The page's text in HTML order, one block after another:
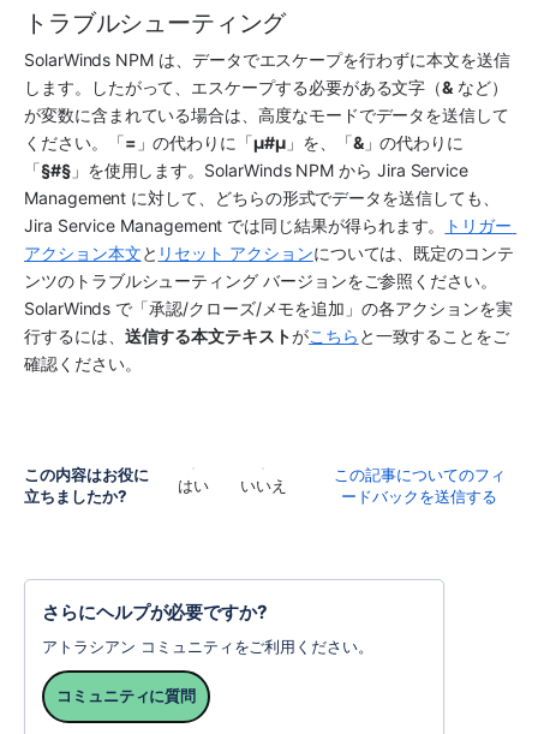
トラブルシューティング
SolarWinds NPM は、データでエスケープを行わずに本文を送信
します。したがって、エスケープする必要がある文字（& など）
が変数に含まれている場合は、高度なモードでデータを送信して
ください。「= 」の代わりに「µ#µ」を、「&」の代わりに
「§#§」を使用します。SolarWinds NPM から Jira Service
Management に対して、どちらの形式でデータを送信しても、
Jira Service Management では同じ結果が得られます。
トリガー
アクション本文と リセット アクションについては、既定のコンテ
ンツのトラブルシューティング バージョンをご参照ください。
SolarWinds で「承認/クローズ/メモを追加」の各アクションを実
行するには、 送信する本文テキストがこちら と一致することをご
確認ください。
この内容はお役に
立ちましたか?
はい いいえ
この記事についてのフィ
ードバックを送信する
さらにヘルプが必要ですか?
アトラシアン コミュニティをご利用ください。
コミュニティに質問